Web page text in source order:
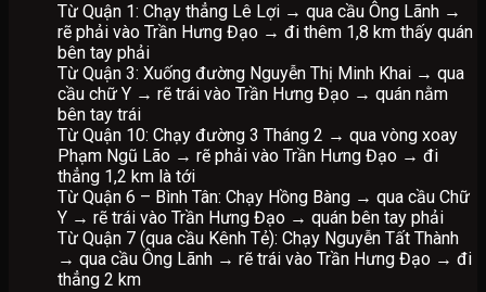
Từ Quận 1: Chạy thẳng Lê Lợi → qua cầu Ông Lãnh →
rẽ phải vào Trần Hưng Đạo → đi thêm 1,8 km thấy quán
bên tay phải
Từ Quận 3: Xuống đường Nguyễn Thị Minh Khai → qua
cầu chữ Y → rẽ trái vào Trần Hưng Đạo → quán nằm
bên tay trái
Từ Quận 10: Chạy đường 3 Tháng 2 → qua vòng xoay
Phạm Ngũ Lão → rẽ phải vào Trần Hưng Đạo → đi
thẳng 1,2 km là tới
Từ Quận 6 – Bình Tân: Chạy Hồng Bàng → qua cầu Chữ
Y → rẽ trái vào Trần Hưng Đạo → quán bên tay phải
Từ Quận 7 (qua cầu Kênh Tẻ): Chạy Nguyễn Tất Thành
→ qua cầu Ông Lãnh → rẽ trái vào Trần Hưng Đạo → đi
thẳng 2 km